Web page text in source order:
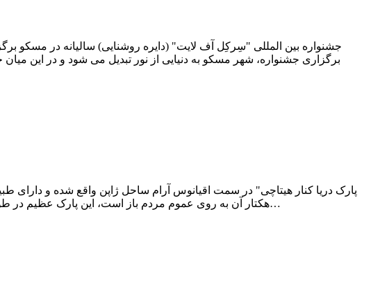
جشنواره بین المللی "سِرکِل آف لایت" (دایره روشنایی) سالیانه در مسکو
برگزاری جشنواره، شهر مسکو به دنیایی از نور تبدیل می شود و در این میان
هکتار آن به روی عموم مردم باز است، این پارک عظیم در طول چهار فصل سال میزبان طیف گسترده و متنوعی از گل های رنگارنگ و چمنزارها می باشد. از دیگر جاذبه های این پارک می…